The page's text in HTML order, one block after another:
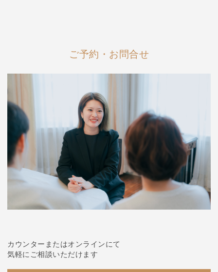
ご予約・お問合せ
カウンターまたはオンラインにて
気軽にご相談いただけます